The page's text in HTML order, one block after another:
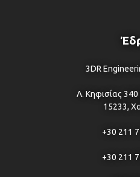
3DR
Λ. Κηφισίας 340
15233,
+30 211
+30 211